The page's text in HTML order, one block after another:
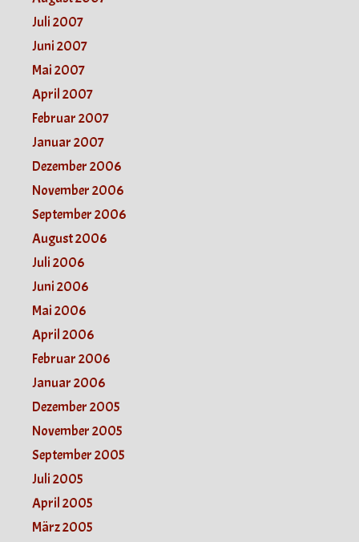
Juli 2007
Juni 2007
Mai 2007
April 2007
Februar 2007
Januar 2007
Dezember 2006
November 2006
September 2006
August 2006
Juli 2006
Juni 2006
Mai 2006
April 2006
Februar 2006
Januar 2006
Dezember 2005
November 2005
September 2005
Juli 2005
April 2005
März 2005